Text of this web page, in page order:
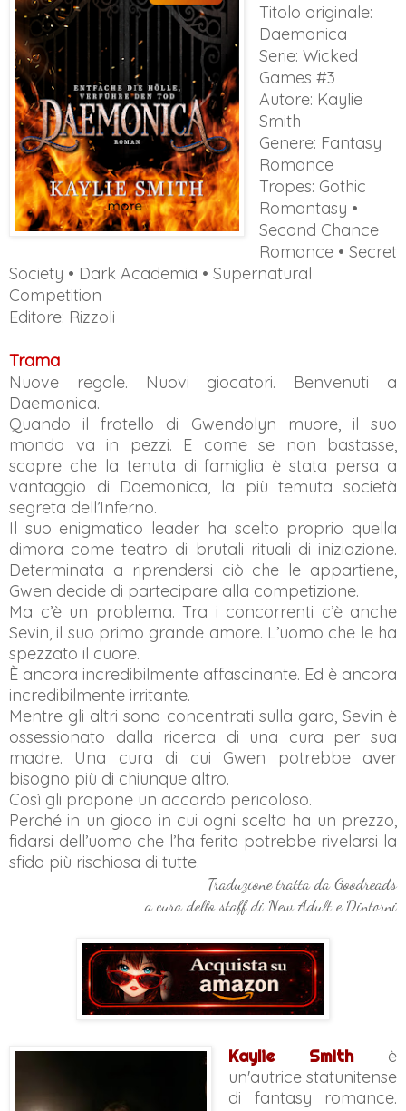
Titolo originale:
Daemonica
Serie: Wicked
Games #3
Autore: Kaylie
Smith
Genere: Fantasy
Romance
Tropes: Gothic
Romantasy •
Second Chance
Romance • Secret
Society • Dark Academia • Supernatural
Competition
Editore: Rizzoli
Trama
Nuove regole. Nuovi giocatori. Benvenuti a
Daemonica.
Quando il fratello di Gwendolyn muore, il suo
mondo va in pezzi. E come se non bastasse,
scopre che la tenuta di famiglia è stata persa a
vantaggio di Daemonica, la più temuta società
segreta dell’Inferno.
Il suo enigmatico leader ha scelto proprio quella
dimora come teatro di brutali rituali di iniziazione.
Determinata a riprendersi ciò che le appartiene,
Gwen decide di partecipare alla competizione.
Ma c’è un problema. Tra i concorrenti c’è anche
Sevin, il suo primo grande amore. L’uomo che le ha
spezzato il cuore.
È ancora incredibilmente affascinante. Ed è ancora
incredibilmente irritante.
Mentre gli altri sono concentrati sulla gara, Sevin è
ossessionato dalla ricerca di una cura per sua
madre. Una cura di cui Gwen potrebbe aver
bisogno più di chiunque altro.
Così gli propone un accordo pericoloso.
Perché in un gioco in cui ogni scelta ha un prezzo,
fidarsi dell’uomo che l’ha ferita potrebbe rivelarsi la
sfida più rischiosa di tutte.
Traduzione tratta da Goodreads
a cura dello staff di New Adult e Dintorni
Kaylie Smithè
un'autrice statunitense
di fantasy romance.